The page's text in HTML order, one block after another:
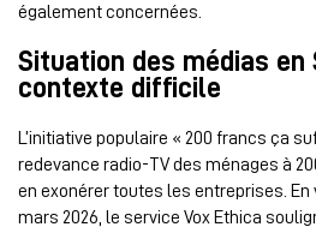
également concernées.
Situation des médias en
contexte difficile
L’initiative populaire « 200 francs ça
redevance radio-TV des ménages à
en exonérer toutes les entreprises. En
mars 2026, le service Vox Ethica